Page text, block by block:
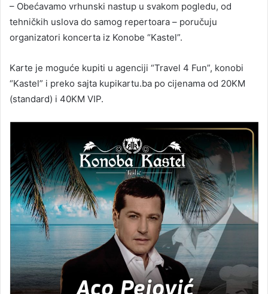
– Obećavamo vrhunski nastup u svakom pogledu, od
tehničkih uslova do samog repertoara – poručuju
organizatori koncerta iz Konobe “Kastel”.
Karte je moguće kupiti u agenciji “Travel 4 Fun”, konobi
“Kastel” i preko sajta kupikartu.ba po cijenama od 20KM
(standard) i 40KM VIP.